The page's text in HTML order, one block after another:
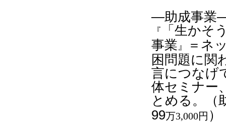
―助成事業
『
「生かそ
事業 』 ＝ ネ
困問題に関
言につなげ
体セミナー
とめる。
99万3,000円 ）